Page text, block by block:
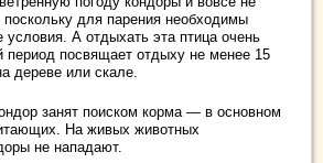
для парения необходимы
А отдыхать эта птица очень
период посвящает отдыху не менее 15
дереве или скале.
занят поиском корма — в основном
На живых животных
не нападают.